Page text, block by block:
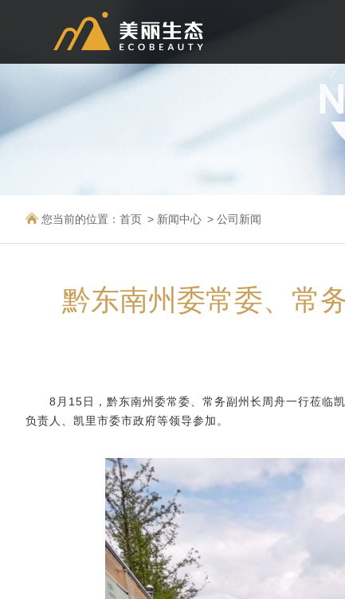
您当前的位置： 首页 新闻中心 公司新闻
黔东南州委常委、常
8月15日， 黔东南州委常委、常务副州长 周舟一行莅临
负责人、凯里市委市政府等领导参加。